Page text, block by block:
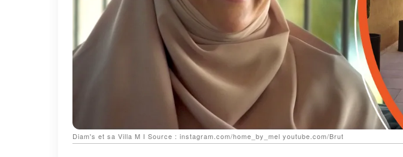
Diam's et sa Villa M І Source : instagram.com/home_by_mel youtube.com/Brut